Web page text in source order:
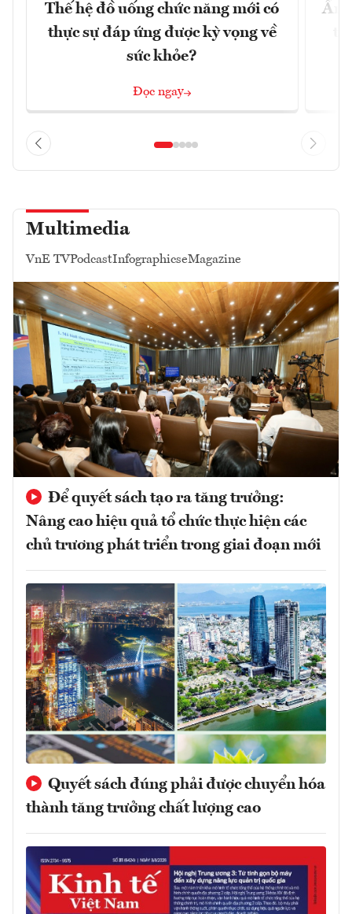
Thế hệ đồ uống chức năng mới có
thực sự đáp ứng được kỳ vọng về
sức khỏe?
Đọc ngay
Ẩm
Multimedia
VnE TVPodcastInfographicseMagazine
Để quyết sách tạo ra tăng trưởng:
Nâng cao hiệu quả tổ chức thực hiện các
chủ trương phát triển trong giai đoạn mới
Quyết sách đúng phải được chuyển hóa
thành tăng trưởng chất lượng cao